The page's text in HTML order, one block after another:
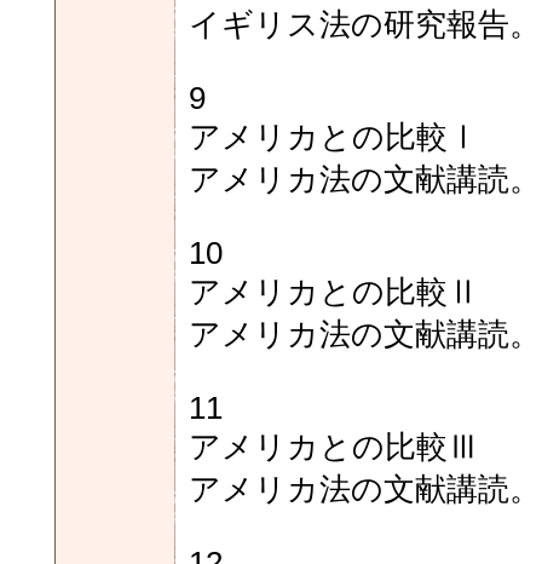
イギリス法の研究報告。
9
アメリカとの比較Ⅰ
アメリカ法の文献講読。
10
アメリカとの比較Ⅱ
アメリカ法の文献講読。
11
アメリカとの比較Ⅲ
アメリカ法の文献講読。